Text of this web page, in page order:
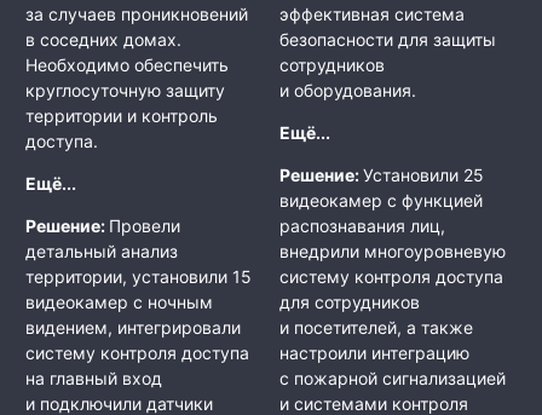
за случаев проникновений
в соседних домах.
Необходимо обеспечить
круглосуточную защиту
территории и контроль
доступа.
Ещё...
Решение: Провели
детальный анализ
территории, установили 15
видеокамер с ночным
видением, интегрировали
систему контроля доступа
на главный вход
и подключили датчики
эффективная система
безопасности для защиты
сотрудников
и оборудования.
Ещё...
Решение:Установили 25
видеокамер с функцией
распознавания лиц,
внедрили многоуровневую
систему контроля доступа
для сотрудников
и посетителей, а также
настроили интеграцию
с пожарной сигнализацией
и системами контроля